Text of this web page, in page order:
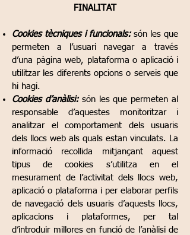
FINALITAT
Cookies tècniques i funcionals:són les que
permeten a l’usuari navegar a través
d’una pàgina web, plataforma o aplicació i
utilitzar les diferents opcions o serveis que
hi hagi.
Cookies d’anàlisi:són les que permeten al
responsable d’aquestes monitoritzar i
analitzar el comportament dels usuaris
dels llocs web als quals estan vinculats. La
informació recollida mitjançant aquest
tipus de cookies s’utilitza en el
mesurament de l’activitat dels llocs web,
aplicació o plataforma i per elaborar perfils
de navegació dels usuaris d’aquests llocs,
aplicacions i plataformes, per tal
d’introduir millores en funció de l’anàlisi de